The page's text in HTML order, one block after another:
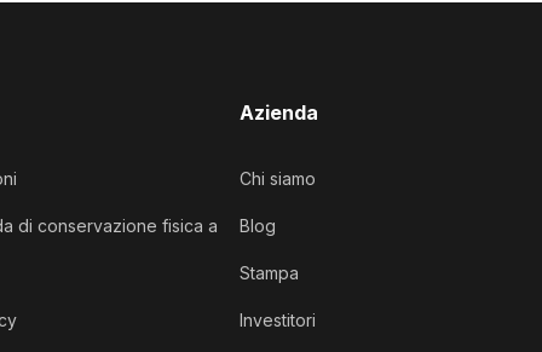
di conservazione fisica a
Azienda
Chi siamo
Blog
Stampa
Investitori